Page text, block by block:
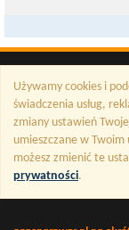
Używamy cookies i
świadczenia usług,
zmiany ustawień
umieszczane w
możesz zmienić te
prywatności.